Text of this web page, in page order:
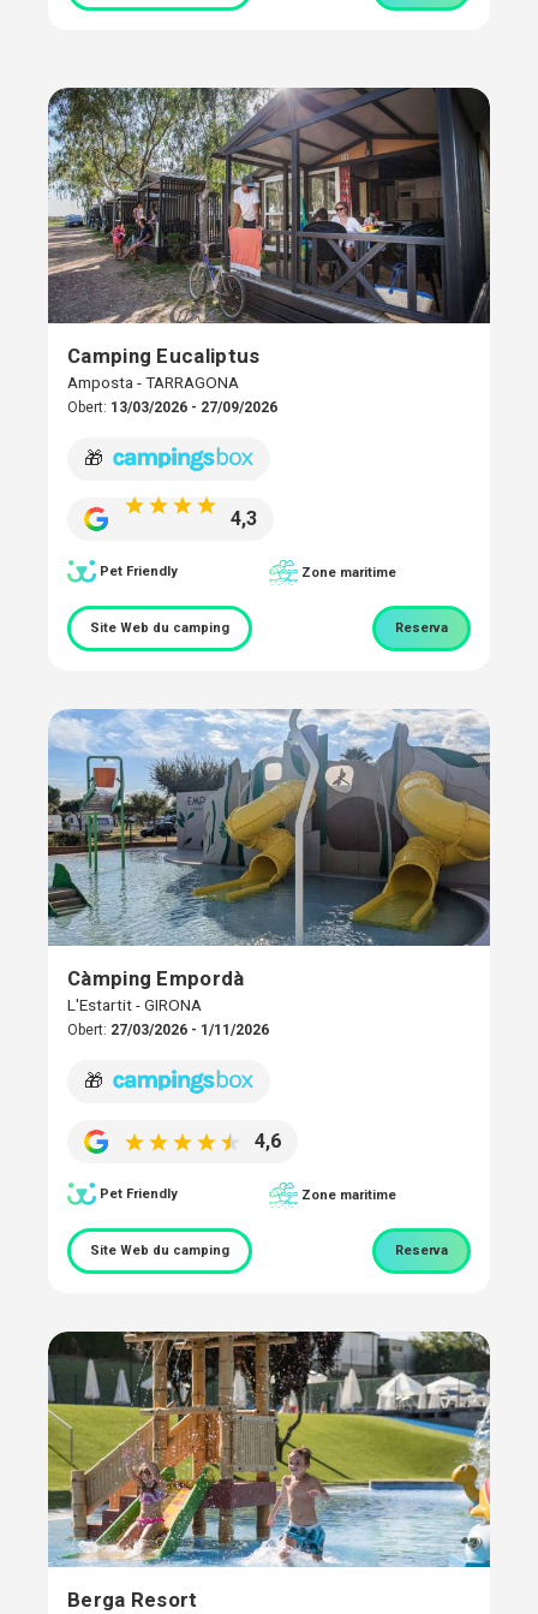
Camping Eucaliptus
Amposta - TARRAGONA
Obert: 13/03/2026 - 27/09/2026
🎁
4,3
Pet Friendly Zone maritime
Site Web du camping Reserva
Càmping Empordà
L'Estartit - GIRONA
Obert: 27/03/2026 - 1/11/2026
🎁
4,6
Pet Friendly Zone maritime
Site Web du camping Reserva
Berga Resort